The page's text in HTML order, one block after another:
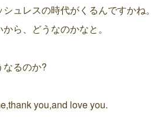
ュレスの時代がくるんですかね。
ら、どうなのかなと。
なるのか?
you,and love you.